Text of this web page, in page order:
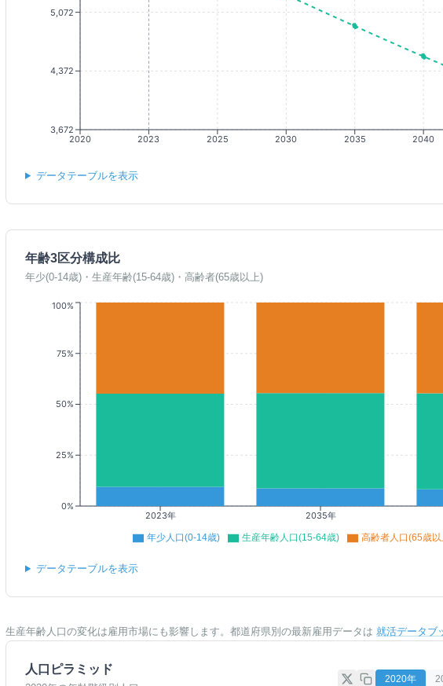
2020 2023 2025 2030 2035 2040
3,672
4,372
5,072
データテーブルを表示
年齢3区分構成比
年少(0-14歳)・生産年齢(15-64歳)・高齢者(65歳以上)
2023年 2035年
0%
25%
50%
75%
100%
年少人口(0-14歳) 生産年齢人口(15-64歳) 高齢者人口(65歳以
データテーブルを表示
生産年齢人口の変化は雇用市場にも影響します。都道府県別の最新雇用データは 就活データブ
人口ピラミッド
2020年